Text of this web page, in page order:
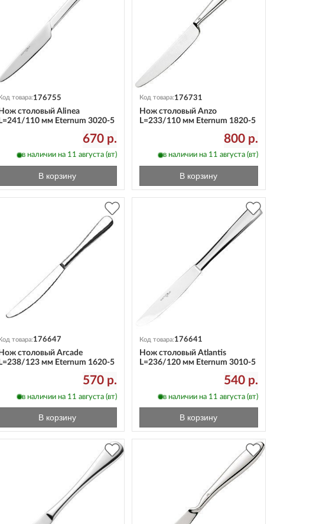
Код товара:176755
Нож столовый Alinea
L=241/110 мм Eternum 3020-5
670 р.
в наличии на 11 августа (вт)
В корзину
Код товара:176731
Нож столовый Anzo
L=233/110 мм Eternum 1820-5
800 р.
в наличии на 11 августа (вт)
В корзину
Код товара:176647
Нож столовый Arcade
L=238/123 мм Eternum 1620-5
570 р.
в наличии на 11 августа (вт)
В корзину
Код товара:176641
Нож столовый Atlantis
L=236/120 мм Eternum 3010-5
540 р.
в наличии на 11 августа (вт)
В корзину